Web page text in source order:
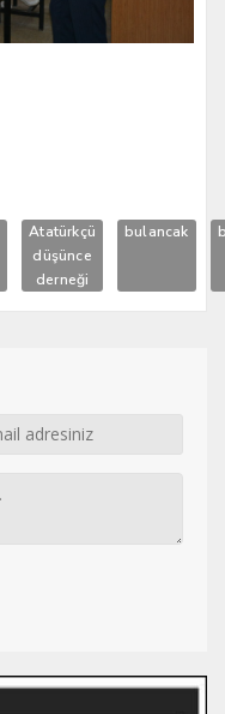
Atatürkçü
düşünce
derneği
bulancak